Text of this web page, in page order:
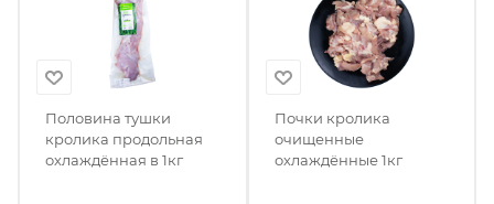
Половина тушки
кролика продольная
охлаждённая в 1кг
Почки кролика
очищенные
охлаждённые 1кг